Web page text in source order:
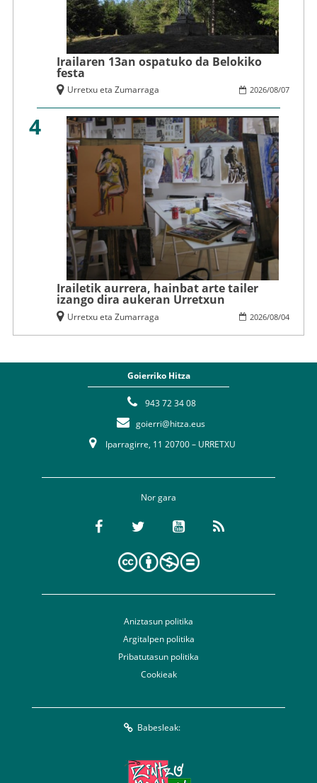
Irailaren 13an ospatuko da Belokiko
festa
2026/08/07
Urretxu eta Zumarraga
4
Irailetik aurrera, hainbat arte tailer
izango dira aukeran Urretxun
2026/08/04
Urretxu eta Zumarraga
Goierriko Hitza
943 72 34 08
goierri@hitza.eus
Iparragirre, 11 20700 – URRETXU
Nor gara
Aniztasun politika
Argitalpen politika
Pribatutasun politika
Cookieak
Babesleak: